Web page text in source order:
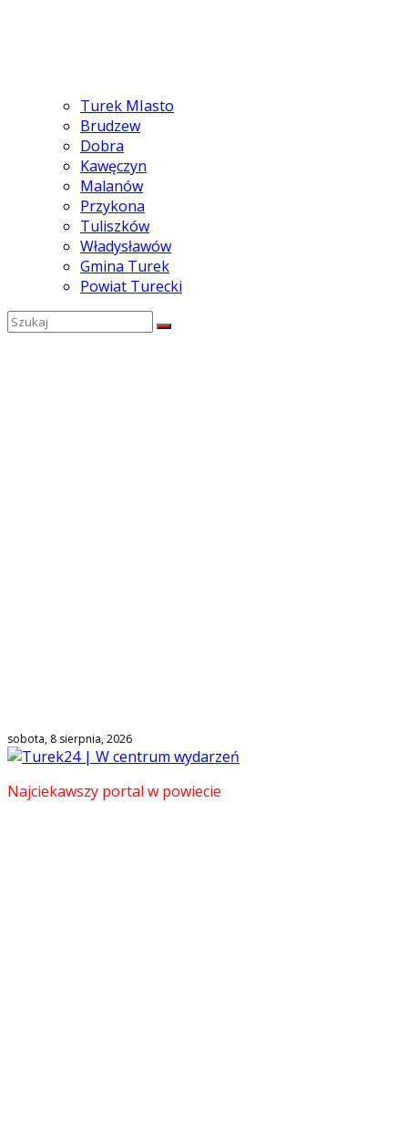
Turek MIasto
Brudzew
Dobra
Kawęczyn
Malanów
Przykona
Tuliszków
Władysławów
Gmina Turek
Powiat Turecki
sobota, 8 sierpnia, 2026
Najciekawszy portal w powiecie